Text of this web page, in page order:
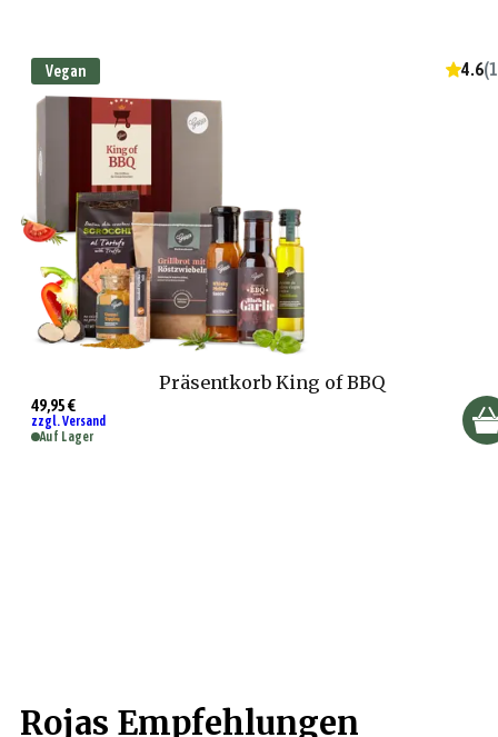
Vegan 4.6(
Präsentkorb King of BBQ
49,95 €
zzgl. Versand
Auf Lager
Rojas Empfehlungen